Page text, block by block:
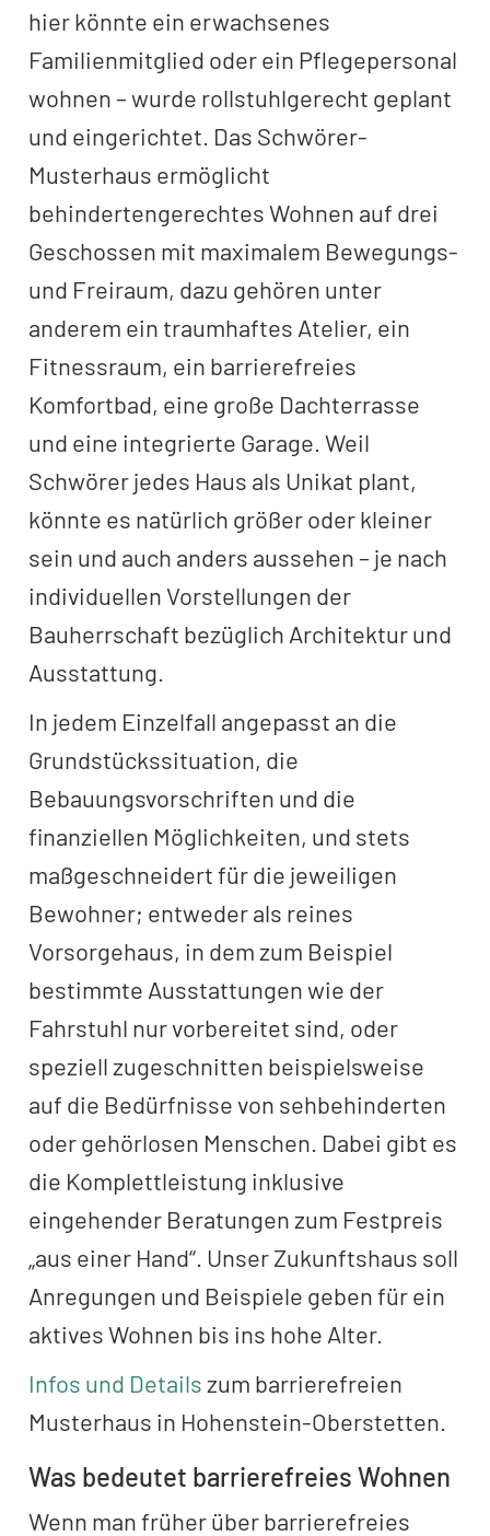
hier könnte ein erwachsenes
Familienmitglied oder ein Pflegepersonal
wohnen – wurde rollstuhlgerecht geplant
und eingerichtet. Das Schwörer-
Musterhaus ermöglicht
behindertengerechtes Wohnen auf drei
Geschossen mit maximalem Bewegungs-
und Freiraum, dazu gehören unter
anderem ein traumhaftes Atelier, ein
Fitnessraum, ein barrierefreies
Komfortbad, eine große Dachterrasse
und eine integrierte Garage. Weil
Schwörer jedes Haus als Unikat plant,
könnte es natürlich größer oder kleiner
sein und auch anders aussehen – je nach
individuellen Vorstellungen der
Bauherrschaft bezüglich Architektur und
Ausstattung.
In jedem Einzelfall angepasst an die
Grundstückssituation, die
Bebauungsvorschriften und die
finanziellen Möglichkeiten, und stets
maßgeschneidert für die jeweiligen
Bewohner; entweder als reines
Vorsorgehaus, in dem zum Beispiel
bestimmte Ausstattungen wie der
Fahrstuhl nur vorbereitet sind, oder
speziell zugeschnitten beispielsweise
auf die Bedürfnisse von sehbehinderten
oder gehörlosen Menschen. Dabei gibt es
die Komplettleistung inklusive
eingehender Beratungen zum Festpreis
„aus einer Hand“. Unser Zukunftshaus soll
Anregungen und Beispiele geben für ein
aktives Wohnen bis ins hohe Alter.
Infos und Detailszum barrierefreien
Musterhaus in Hohenstein-Oberstetten.
Was bedeutet barrierefreies Wohnen
Wenn man früher über barrierefreies